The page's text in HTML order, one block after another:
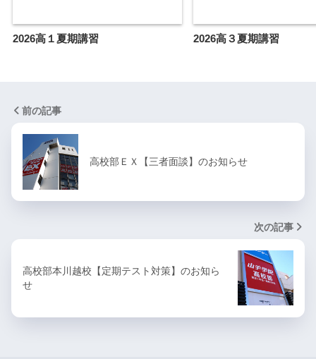
2026高１夏期講習 2026高３夏期講習
前の記事
高校部ＥＸ【三者面談】のお知らせ
次の記事
高校部本川越校【定期テスト対策】のお知ら
せ